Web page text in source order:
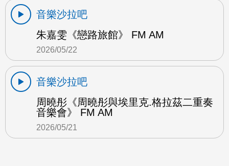
音樂沙拉吧
朱嘉雯《戀路旅館》 FM AM
2026/05/22
音樂沙拉吧
周曉彤《周曉彤與埃里克.格拉茲二重奏
音樂會》 FM AM
2026/05/21